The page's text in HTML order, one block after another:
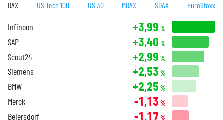
DAX US Tech 100 US 30 MDAX SDAX EuroStoxx
Infineon +3,99 %
SAP +3,40 %
Scout24 +2,99 %
Siemens +2,53 %
BMW +2,25 %
Merck -1,13 %
Beiersdorf -1,17 %